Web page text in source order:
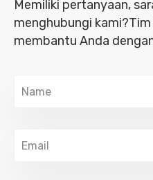
Memiliki pertanyaan,
menghubungi kami?Tim
membantu Anda